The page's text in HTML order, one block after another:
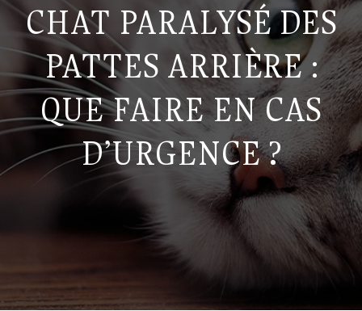
CHAT PARALYSÉ DES
PATTES ARRIÈRE :
QUE FAIRE EN CAS
D’URGENCE ?